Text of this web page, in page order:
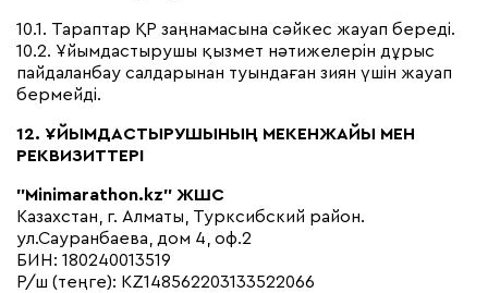
10.1. Тараптар ҚР заңнамасына сәйкес жауап береді.
10.2. Ұйымдастырушы қызмет нәтижелерін дұрыс
пайдаланбау салдарынан туындаған зиян үшін жауап
бермейді.
12. ҰЙЫМДАСТЫРУШЫНЫҢ МЕКЕНЖАЙЫ МЕН
РЕКВИЗИТТЕРІ
"Minimarathon.kz" ЖШС
Казахстан, г. Алматы, Турксибский район.
ул.Сауранбаева, дом 4, оф.2
БИН: 180240013519
Р/ш (теңге): KZ148562203133522066